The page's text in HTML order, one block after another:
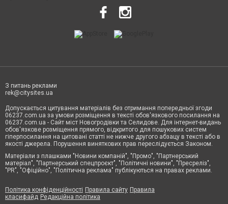
З питань реклами
rek@citysites.ua
Допускається цитування матеріалів без отримання попередньої згоди
06237.com.ua за умови розміщення в тексті обов'язкового посилання на
06237.com.ua - Сайт міст Новогродівки та Селидове. Для інтернет-видань
обов'язкове розміщення прямого, відкритого для пошукових систем
гіперпосилання на цитовані статті не нижче другого абзацу в тексті або в
якості джерела. Порушення виняткових прав переслідується Законом.
Матеріали з плашками "Новини компаній", "Промо", "Партнерський
матеріал", "Партнерський спецпроєкт", "Політичні новини", "Пресреліз",
"PR", "Офіційно", "Політична реклама" публікуються на правах реклами.
Політика конфіденційності Правила сайту Правила
класифайд Редакційна політика